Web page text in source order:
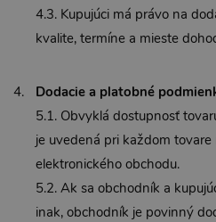
4.3. Kupujúci má právo na
kvalite, termíne a mieste
Dodacie a platobné
5.1. Obvyklá dostupnosť
je uvedená pri každom
elektronického obchodu.
5.2. Ak sa obchodník a
inak, obchodník je povinný